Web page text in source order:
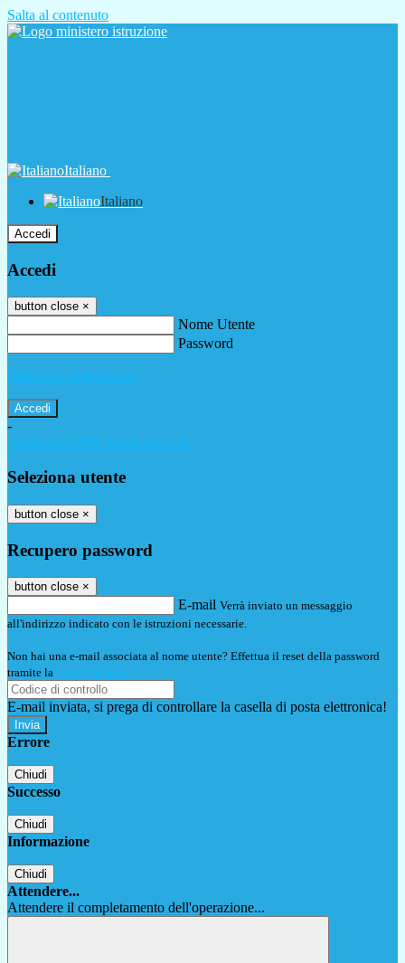
Salta al contenuto
Italiano
Italiano
Accedi
Accedi
button close ×
Nome Utente
Password
Password dimenticata?
-
Entra con SPID
Entra con CIE
Seleziona utente
button close ×
Recupero password
button close ×
E-mail Verrà inviato un messaggio
all'indirizzo indicato con le istruzioni necessarie.
Non hai una e-mail associata al nome utente? Effettua il reset della password
tramite la Login Spaggiari
E-mail inviata, si prega di controllare la casella di posta elettronica!
Errore
Chiudi
Successo
Chiudi
Informazione
Chiudi
Attendere...
Attendere il completamento dell'operazione...